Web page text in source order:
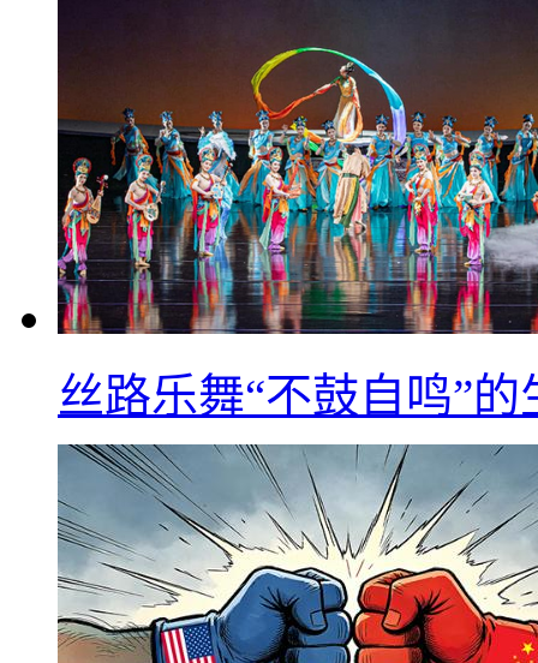
丝路乐舞“不鼓自鸣”